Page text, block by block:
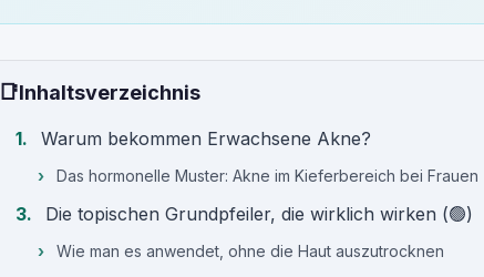
📑Inhaltsverzeichnis
Warum bekommen Erwachsene Akne?
Das hormonelle Muster: Akne im Kieferbereich bei Frauen
Die topischen Grundpfeiler, die wirklich wirken (🟢)
Wie man es anwendet, ohne die Haut auszutrocknen